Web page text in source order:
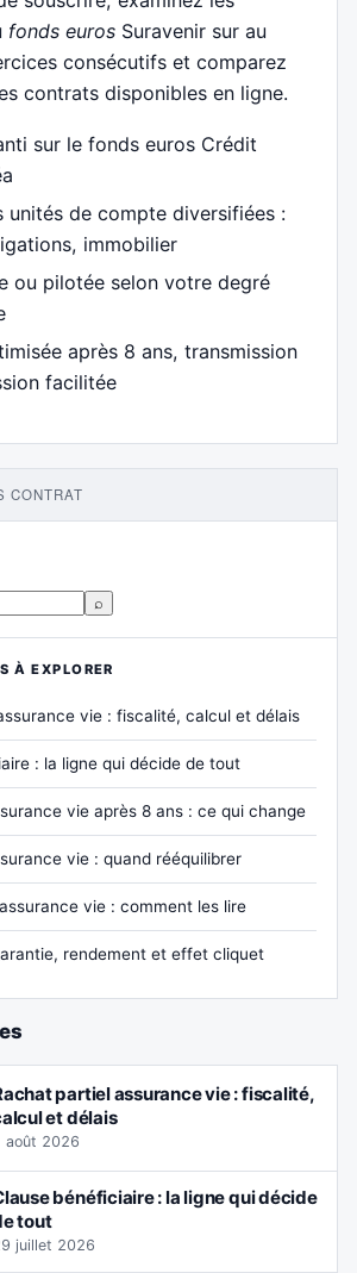
fonds euros Suravenir sur au
consécutifs et comparez
contrats disponibles en ligne.
sur le fonds euros Crédit
unités de compte diversifiées :
immobilier
ou pilotée selon votre degré
après 8 ans, transmission
facilitée
CONTRAT
⌕
À EXPLORER
vie : fiscalité, calcul et délais
: la ligne qui décide de tout
vie après 8 ans : ce qui change
vie : quand rééquilibrer
vie : comment les lire
rendement et effet cliquet
partiel assurance vie : fiscalité,
et délais
août 2026
bénéficiaire : la ligne qui décide
tout
juillet 2026